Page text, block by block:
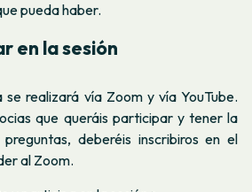
pueda haber.
en la sesión
realizará vía Zoom y vía YouTube.
que queráis participar y tener la
deberéis inscribiros en el
al Zoom.